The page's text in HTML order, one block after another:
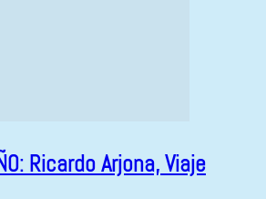
Ricardo Arjona, Viaje